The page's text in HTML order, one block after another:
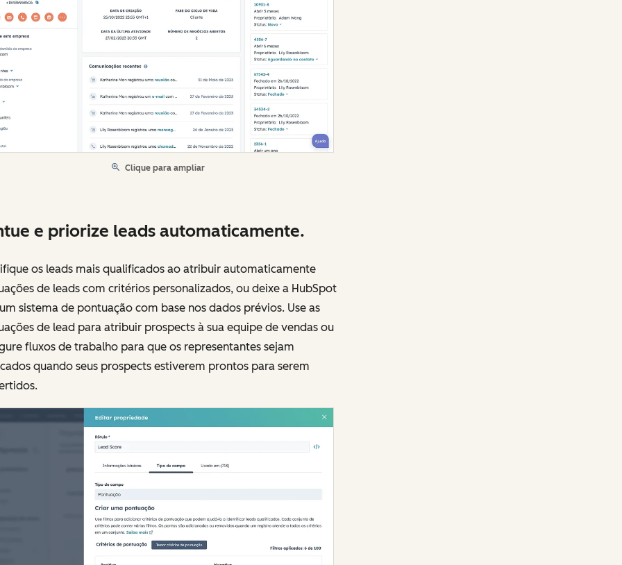
Clique para ampliar
e priorize leads automaticamente.
os leads mais qualificados ao atribuir automaticamente
de leads com critérios personalizados, ou deixe a HubSpot
sistema de pontuação com base nos dados prévios. Use as
de lead para atribuir prospects à sua equipe de vendas ou
fluxos de trabalho para que os representantes sejam
quando seus prospects estiverem prontos para serem